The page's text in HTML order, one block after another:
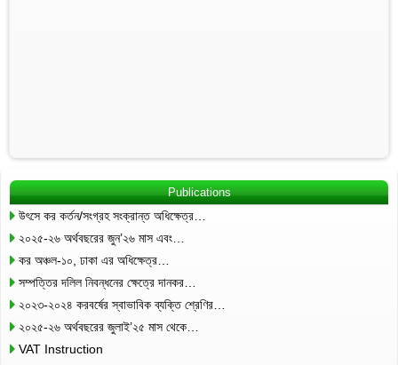
Publications
উৎসে কর কর্তন/সংগ্রহ সংক্রান্ত অধিক্ষেত্র…
২০২৫-২৬ অর্থবছরের জুন’২৬ মাস এবং…
কর অঞ্চল-১০, ঢাকা এর অধিক্ষেত্র…
সম্পত্তির দলিল নিবন্ধনের ক্ষেত্রে দানকর…
২০২৩-২০২৪ করবর্ষের স্বাভাবিক ব্যক্তি শ্রেণির…
২০২৫-২৬ অর্থবছরের জুলাই’২৫ মাস থেকে…
VAT Instruction